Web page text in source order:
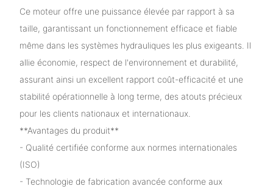
Ce moteur offre une puissance élevée par rapport à sa
taille, garantissant un fonctionnement efficace et fiable
même dans les systèmes hydrauliques les plus exigeants. Il
allie économie, respect de l'environnement et durabilité,
assurant ainsi un excellent rapport coût-efficacité et une
stabilité opérationnelle à long terme, des atouts précieux
pour les clients nationaux et internationaux.
**Avantages du produit**
- Qualité certifiée conforme aux normes internationales
(ISO)
- Technologie de fabrication avancée conforme aux